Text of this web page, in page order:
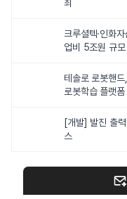
최
크루셜텍·인화
업비 5조원 규모
테솔로 로봇핸
로봇학습 플랫
[개발] 발진 출
스